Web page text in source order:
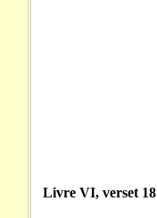
Livre VI, verset 18